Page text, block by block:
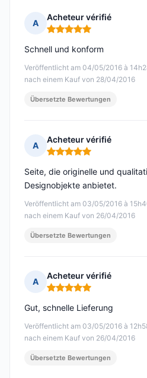
A
Acheteur vérifié
Hinweis: 5 von 5
Veröffentlicht am 04/05/2016 à
nach einem Kauf von 28/04/2016
Schnell und konform
Übersetzte Bewertungen
A
Acheteur vérifié
Hinweis: 5 von 5
Veröffentlicht am 03/05/2016 à
nach einem Kauf von 26/04/2016
Seite, die originelle und
Designobjekte anbietet.
Übersetzte Bewertungen
A
Acheteur vérifié
Hinweis: 5 von 5
Veröffentlicht am 03/05/2016 à
nach einem Kauf von 26/04/2016
Gut, schnelle Lieferung
Übersetzte Bewertungen